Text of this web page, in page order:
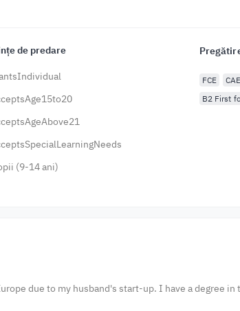
de predare
(9-14 ani)
FCE CAE
B2 First
due to my husband's start-up. I have a degree in